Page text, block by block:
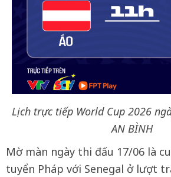
Lịch trực tiếp World Cup 2026
AN BÌNH
Mờ màn ngày thi đấu 17/06 là
tuyển Pháp với Senegal ở lượt